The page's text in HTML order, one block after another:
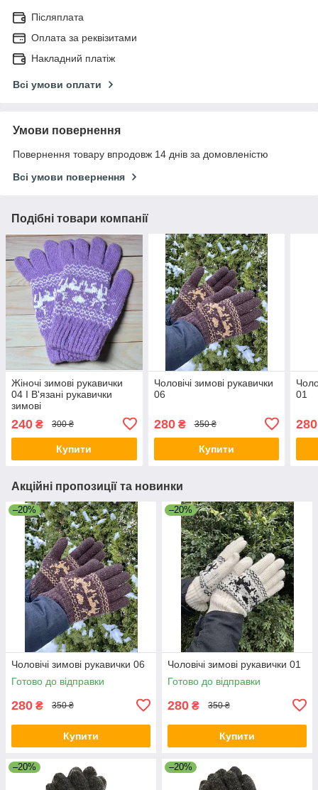
Післяплата
Оплата за реквізитами
Накладний платіж
Всі умови оплати
Умови повернення
Повернення товару впродовж 14 днів за домовленістю
Всі умови повернення
Подібні товари компанії
Жіночі зимові рукавички
04 I В'язані рукавички
зимові
240 ₴ 300 ₴
Купити
Чоловічі зимові рукавички
06
280₴ 350 ₴
Купити
01
280
Акційні пропозиції та новинки
–20%
Чоловічі зимові рукавички 06
Готово до відправки
280 ₴ 350 ₴
Купити
–20%
Чоловічі зимові рукавички 01
Готово до відправки
280 ₴ 350 ₴
Купити
–20% –20%